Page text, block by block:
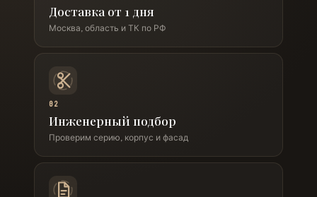
Доставка от 1 дня
Москва, область и ТК по РФ
02
Инженерный подбор
Проверим серию, корпус и фасад